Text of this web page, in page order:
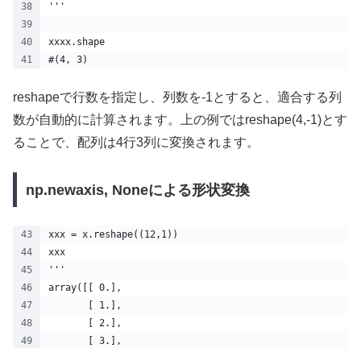
'''
xxxx.shape
#(4, 3)
reshapeで行数を指定し、列数を-1とすると、適合する列
数が自動的に計算されます。上の例ではreshape(4,-1)とす
ることで、配列は4行3列に変換されます。
np.newaxis, Noneによる形状変換
xxx = x.reshape((12,1))
xxx
'''
array([[ 0.],
       [ 1.],
       [ 2.],
       [ 3.],